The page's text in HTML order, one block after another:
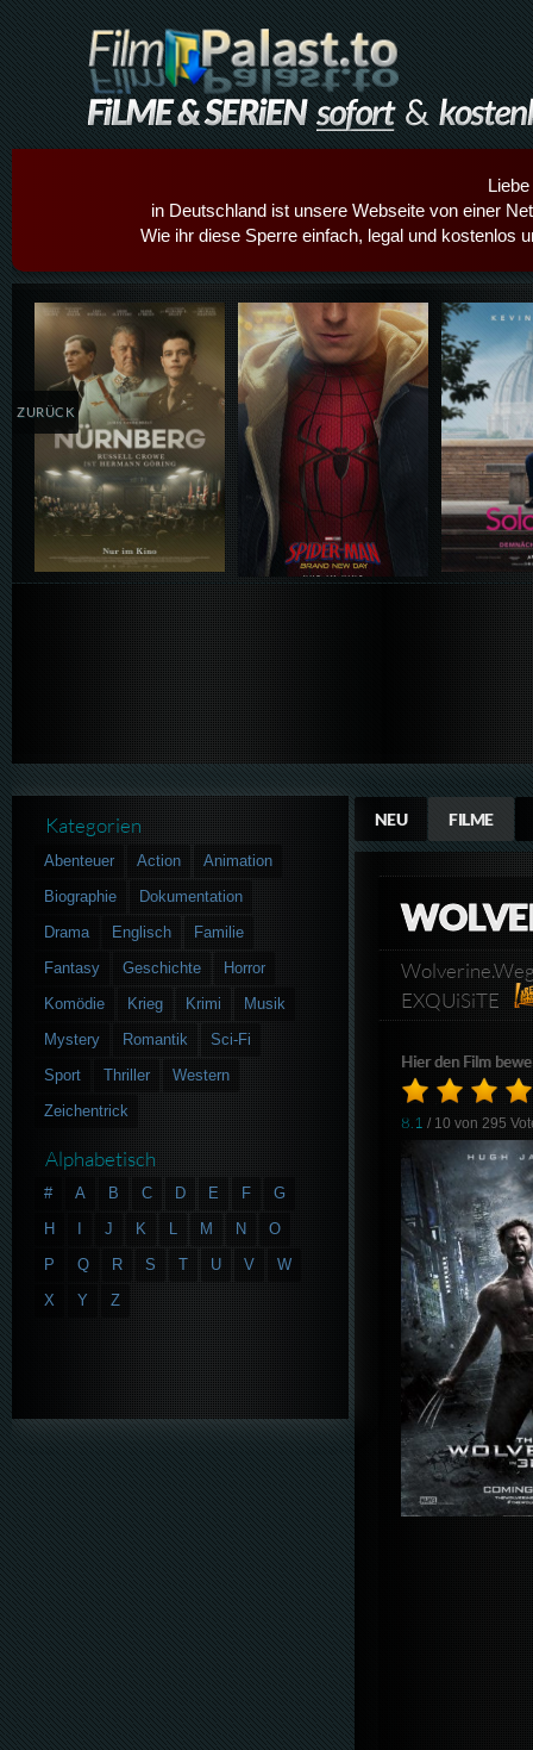
in Deutschland ist unsere Webseite von einer
Wie ihr diese Sperre einfach, legal und kostenlos
Details,Play Details,Play
ZURÜCK
NEU FILME
EXQUiSiTE
Hier den Film
8.1 / 10 von295
Kategorien
Abenteuer Action
Animation
Biographie
Dokumentation
Drama
Englisch
Familie
Fantasy
Geschichte
Horror
Komödie
Krieg Krimi
Musik
Mystery
Romantik
Sci-Fi
Sport
Thriller
Western
Zeichentrick
Alphabetisch
# A B C D E F
G
H
J K L M N
O
P
Q R S T U V
W
X
Y Z